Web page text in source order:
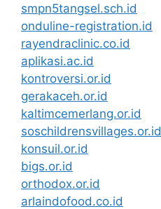
smpn5tangsel.sch.id
onduline-registration.id
rayendraclinic.co.id
aplikasi.ac.id
kontroversi.or.id
gerakaceh.or.id
kaltimcemerlang.or.id
soschildrensvillages.or.id
konsuil.or.id
bigs.or.id
orthodox.or.id
arlaindofood.co.id